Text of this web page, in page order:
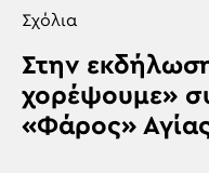
Σχόλια
Στην
χορέψουμε»
«Φάρος»